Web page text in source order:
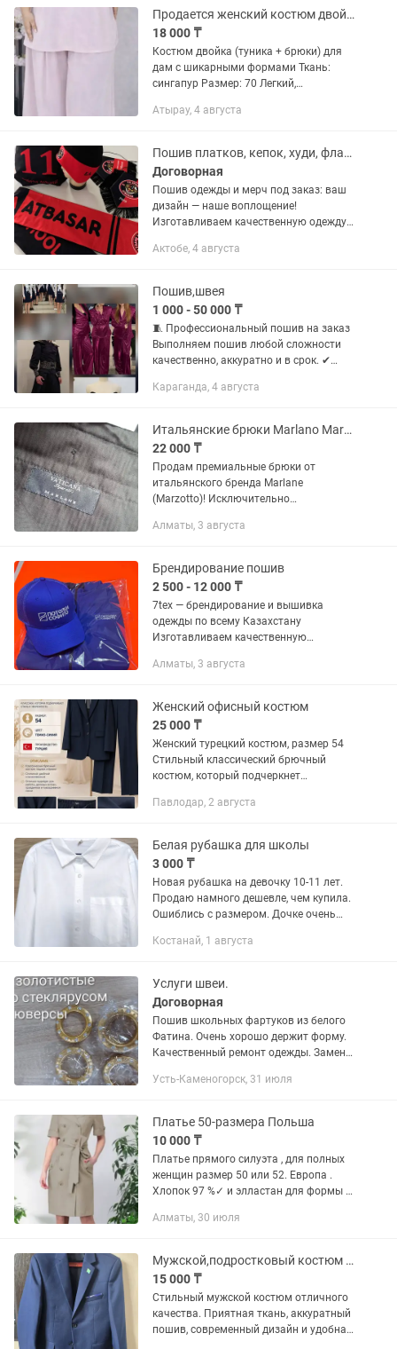
Продается женский костюм двойка
18 000 ₸
Костюм двойка (туника + брюки) для
дам с шикарными формами Ткань:
сингапур Размер: 70 Легкий,
Свободный крой скрывает нюансы
Атырау, 4 августа
Пошив платков, кепок, худи, флагов, спортивной формы, мерча!
Договорная
Пошив одежды и мерч под заказ: ваш
дизайн — наше воплощение!
Изготавливаем качественную одежду
ваших идей. У нас вы можете заказать:
Актобе, 4 августа
Пошив,швея
1 000 - 50 000 ₸
🧵 Профессиональный пошив на заказ
Выполняем пошив любой сложности
качественно, аккуратно и в срок. ✔
мужской и детской одежды. ✔
✔...
Караганда, 4 августа
Итальянские брюки Marlano Marzotto
22 000 ₸
Продам премиальные брюки от
итальянского бренда Marlane
(Marzotto)! Исключительно
отшивается только в Италии!
запасом на длину! Цвет глубокий...
Алматы, 3 августа
Брендирование пошив
2 500 - 12 000 ₸
7tex — брендирование и вышивка
одежды по всему Казахстану
Изготавливаем качественную
Бизнеса • Команд и клубов • Кафе и
Индивидуальных...
Алматы, 3 августа
Женский офисный костюм
25 000 ₸
Женский турецкий костюм, размер 54
Стильный классический брючный
костюм, который подчеркнет
подойдет для работы, деловых встреч,
Павлодар, 2 августа
Белая рубашка для школы
3 000 ₸
Новая рубашка на девочку 10-11 лет.
Продаю намного дешевле, чем купила.
Ошиблись с размером. Дочке очень
же только побольше. 100% хлопок,
Костанай, 1 августа
Услуги швеи.
Договорная
Пошив школьных фартуков из белого
Фатина. Очень хорошо держит форму.
Качественный ремонт одежды. Замена
Реставрация меховых изделий (Замена
Усть-Каменогорск, 31 июля
Платье 50-размера Польша
10 000 ₸
Платье прямого силуэта , для полных
женщин размер 50 или 52. Европа .
Хлопок 97 %✓ и элластан для формы 3
пошив. Мы находимся в Апорте. 1
Алматы, 30 июля
Мужской,подростковый костюм 46 размера
15 000 ₸
Стильный мужской костюм отличного
качества. Приятная ткань, аккуратный
пошив, современный дизайн и удобная